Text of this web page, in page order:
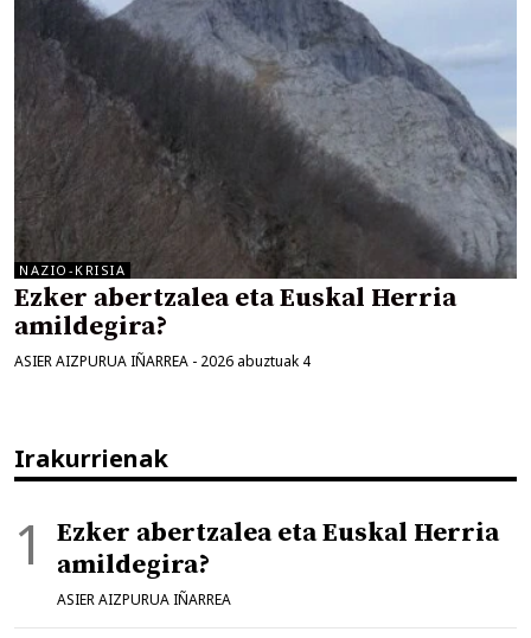
NAZIO-KRISIA
Ezker abertzalea eta Euskal Herria
amildegira?
ASIER AIZPURUA IÑARREA - 2026 abuztuak 4
Irakurrienak
Ezker abertzalea eta Euskal Herria
amildegira?
ASIER AIZPURUA IÑARREA